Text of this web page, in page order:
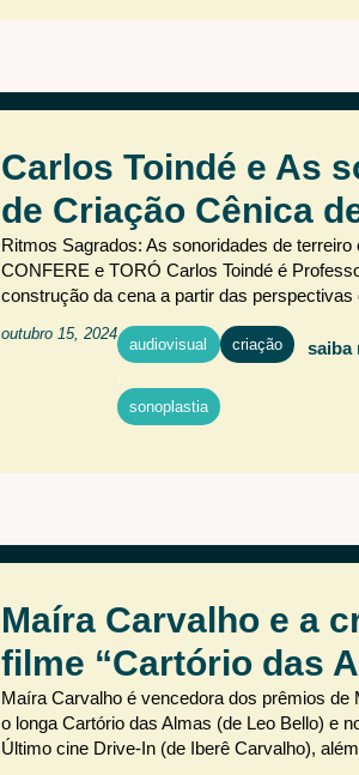
Carlos Toindé e As
de Criação Cênica
Ritmos Sagrados: As sonoridades de
CONFERE e TORÓ Carlos Toindé é
construção da cena a partir das
outubro 15, 2024
audiovisual
,
sonoplastia
criação saiba
Maíra Carvalho e a
filme “Cartório das
Maíra Carvalho é vencedora dos prêmios
o longa Cartório das Almas (de Leo Bello) e
Último cine Drive-In (de Iberê Carvalho),